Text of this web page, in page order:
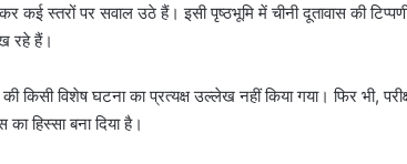
स्तरों पर सवाल उठे हैं। इसी पृष्ठभूमि में चीनी दूतावास की
रहे हैं।
किसी विशेष घटना का प्रत्यक्ष उल्लेख नहीं किया गया। फिर भी,
हिस्सा बना दिया है।